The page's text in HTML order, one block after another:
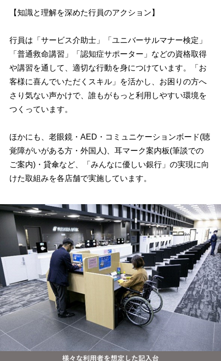
【知識と理解を深めた行員のアクション】
行員は「サービス介助士」「ユニバーサルマナー検定」
「普通救命講習」「認知症サポーター」などの資格取得
や講習を通して、適切な行動を身につけています。「お
客様に喜んでいただくスキル」を活かし、お困りの方へ
さり気ない声かけで、誰もがもっと利用しやすい環境を
つくっています。
ほかにも、老眼鏡・AED・コミュニケーションボード(聴
覚障がいがある方・外国人)、耳マーク案内板(筆談での
ご案内)・貸傘など、「みんなに優しい銀行」の実現に向
けた取組みを各店舗で実施しています。